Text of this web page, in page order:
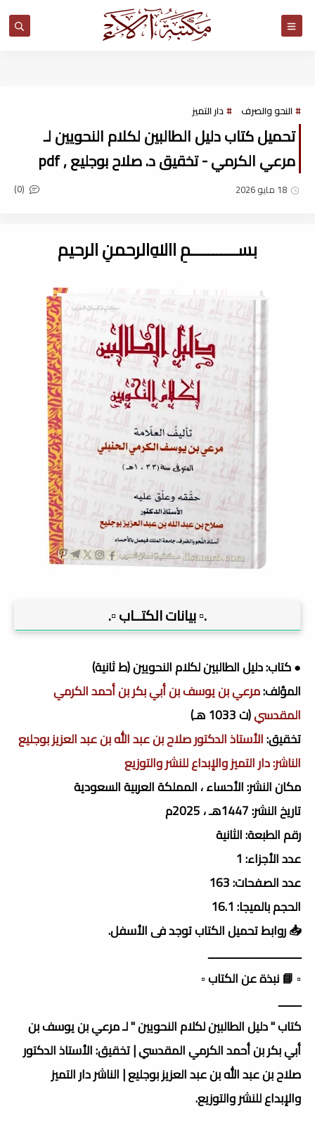
النحو والصرف دار التميز
تحميل كتاب دليل الطالبين لكلام النحويين لـ
مرعي الكرمي - تخقيق د. صلاح بوجليع , pdf
18 مايو 2026 (0)
بســـــــــــمِ اﷲِالرحمنِ الرحيم
.▫️ بيانات الكتــاب ▫️.
● كتاب: دليل الطالبين لكلام النحويين (ط ثانية)
المؤلف:مرعي بن يوسف بن أبي بكر بن أحمد الكرمي
المقدسي(ت 1033 هـ)
تخقيق:الأستاذ الدكتور صلاح بن عبد الله بن عبد العزيز بوجليع
الناشر:دار التميز والإبداع للنشر والتوزيع
مكان النشر: الأحساء ، المملكة العربية السعودية
تاريخ النشر: 1447هـ ، 2025م
رقم الطبعة: الثانية
عدد الأجزاء: 1
عدد الصفحات: 163
الحجم بالميجا: 16.1
📥 روابط تحميل الكتاب توجد فى الأسفل.
ـــــــــــــــــــــــــــــــــ
▫️ 📘 نبذة عن الكتاب ▫️
ــــــــ
كتاب " دليل الطالبين لكلام النحويين " لـ مرعي بن يوسف بن
أبي بكر بن أحمد الكرمي المقدسي | تخقيق: الأستاذ الدكتور
صلاح بن عبد الله بن عبد العزيز بوجليع | الناشر دار التميز
والإبداع للنشر والتوزيع.